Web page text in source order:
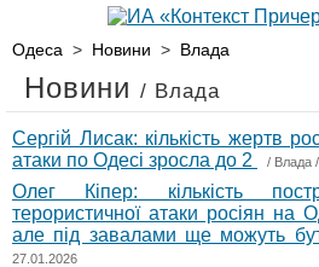
Одеса > Новини > Влада
Новини / Влада
Сергій Лисак: кількість жертв
атаки по Одесі зросла до 2
/ Влада
Олег Кіпер: кількість
терористичної атаки росіян на
але під завалами ще можуть
27.01.2026